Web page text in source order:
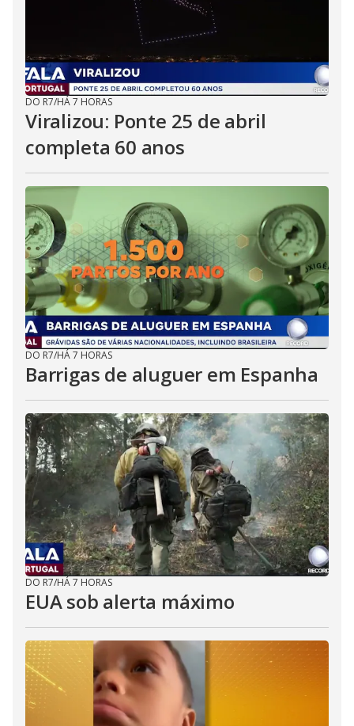
DO R7/HÁ 7 HORAS
Viralizou: Ponte 25 de abril
completa 60 anos
DO R7/HÁ 7 HORAS
Barrigas de aluguer em Espanha
DO R7/HÁ 7 HORAS
EUA sob alerta máximo